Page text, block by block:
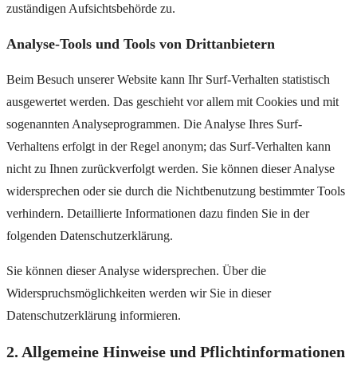
zuständigen Aufsichtsbehörde zu.
Analyse-Tools und Tools von Drittanbietern
Beim Besuch unserer Website kann Ihr Surf-Verhalten statistisch
ausgewertet werden. Das geschieht vor allem mit Cookies und mit
sogenannten Analyseprogrammen. Die Analyse Ihres Surf-
Verhaltens erfolgt in der Regel anonym; das Surf-Verhalten kann
nicht zu Ihnen zurückverfolgt werden. Sie können dieser Analyse
widersprechen oder sie durch die Nichtbenutzung bestimmter Tools
verhindern. Detaillierte Informationen dazu finden Sie in der
folgenden Datenschutzerklärung.
Sie können dieser Analyse widersprechen. Über die
Widerspruchsmöglichkeiten werden wir Sie in dieser
Datenschutzerklärung informieren.
2. Allgemeine Hinweise und Pflichtinformationen